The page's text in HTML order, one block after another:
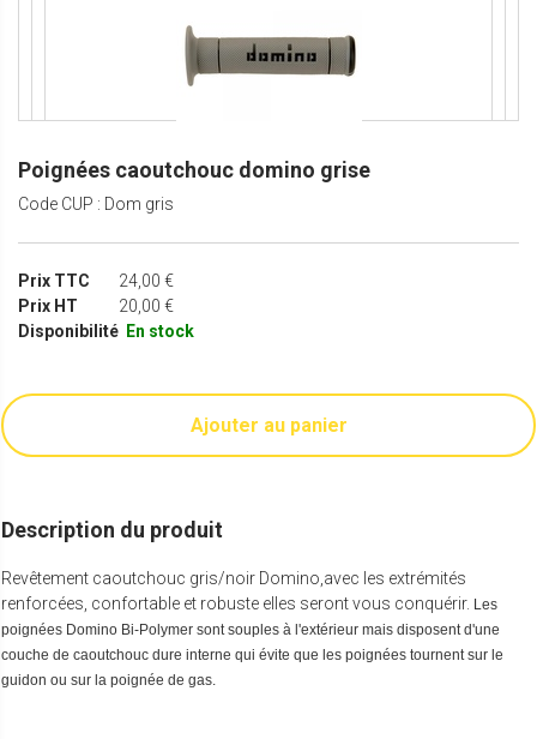
Poignées caoutchouc domino grise
Code CUP : Dom gris
Prix TTC
24,00 €
Prix HT
20,00 €
Disponibilité En stock
Ajouter au panier
Description du produit
Revêtement caoutchouc gris/noir Domino,avec les extrémités
renforcées, confortable et robuste elles seront vous conquérir. Les
poignées Domino Bi-Polymer sont souples à l'extérieur mais disposent d'une
couche de caoutchouc dure interne qui évite que les poignées tournent sur le
guidon ou sur la poignée de gas.